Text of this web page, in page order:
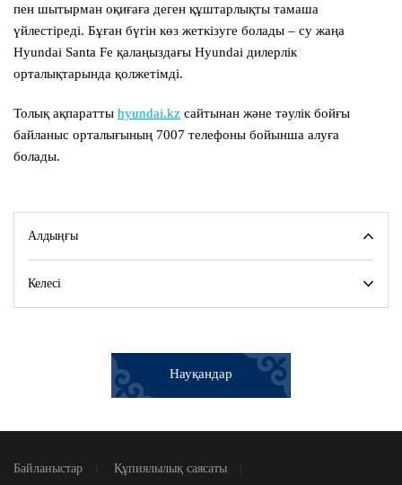
пен шытырман оқиғаға деген құштарлықты тамаша
үйлестіреді. Бұған бүгін көз жеткізуге болады – су жаңа
Hyundai Santa Fe қалаңыздағы Hyundai дилерлік
орталықтарында қолжетімді.
Толық ақпаратты hyundai.kz сайтынан және тәулік бойғы
байланыс орталығының 7007 телефоны бойынша алуға
болады.
Алдыңғы
Келесі
Науқандар
Байланыстар Құпиялылық саясаты